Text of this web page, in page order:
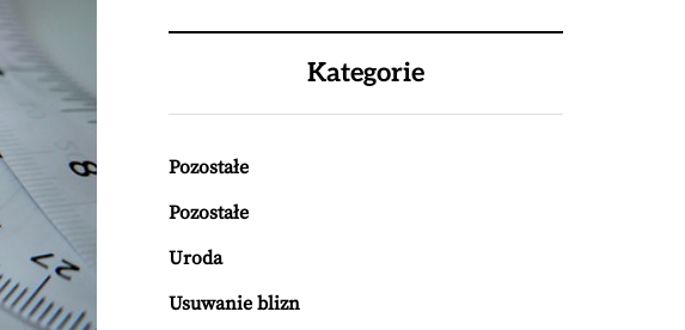
Kategorie
Pozostałe
Pozostałe
Uroda
Usuwanie blizn